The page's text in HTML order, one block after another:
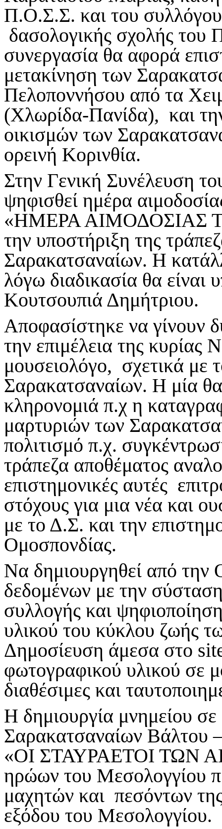
Π.Ο.Σ.Σ. και του
δασολογικής σχολής του
συνεργασία θα αφορά
μετακίνηση των
Πελοποννήσου από τα
(Χλωρίδα-Πανίδα), και
οικισμών των
ορεινή Κορινθία.
Στην Γενική Συνέλευση
ψηφισθεί ημέρα
«ΗΜΕΡΑ ΑΙΜΟΔΟΣΙΑΣ
την υποστήριξη της
Σαρακατσαναίων. Η
λόγω διαδικασία θα είναι
Κουτσουπιά Δημήτριου.
Αποφασίστηκε να γίνουν
την επιμέλεια της
μουσειολόγο, σχετικά με
Σαρακατσαναίων. Η μία
κληρονομιά π.χ η
μαρτυριών των
πολιτισμό π.χ.
τράπεζα αποθέματος
επιστημονικές αυτές
στόχους για μια νέα και
με το Δ.Σ. και την
Ομοσπονδίας.
Να δημιουργηθεί από την
δεδομένων με την
συλλογής και
υλικού του κύκλου ζωής
Δημοσίευση άμεσα στο
φωτογραφικού υλικού σε
διαθέσιμες και
Η δημιουργία μνημείου
Σαρακατσαναίων Βάλτου
«ΟΙ ΣΤΑΥΡΑΕΤΟΙ ΤΩΝ
ηρώων του Μεσολογγίου
μαχητών και πεσόντων
εξόδου του Μεσολογγίου.